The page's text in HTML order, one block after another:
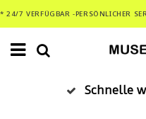
* 24/7 VERFÜGBAR -PERSÖNLICHER
Schnelle